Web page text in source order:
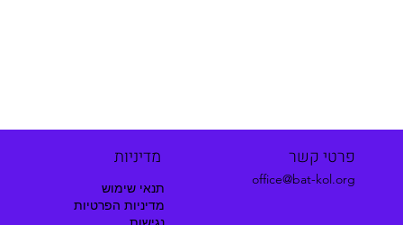
פרטי קשר
office@bat-kol.org
מדיניות
תנאי שימוש
מדיניות הפרטיות